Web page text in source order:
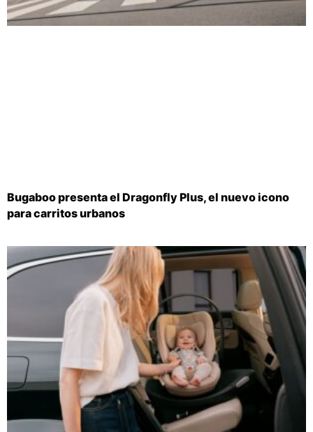
Bugaboo presenta el Dragonfly Plus, el nuevo icono
para carritos urbanos